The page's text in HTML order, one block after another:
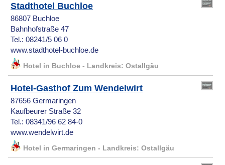
Stadthotel Buchloe
86807 Buchloe
Bahnhofstraße 47
Tel.: 08241/5 06 0
www.stadthotel-buchloe.de
Hotel in Buchloe - Landkreis: Ostallgäu
Hotel-Gasthof Zum Wendelwirt
87656 Germaringen
Kaufbeurer Straße 32
Tel.: 08341/96 62 84-0
www.wendelwirt.de
Hotel in Germaringen - Landkreis: Ostallgäu